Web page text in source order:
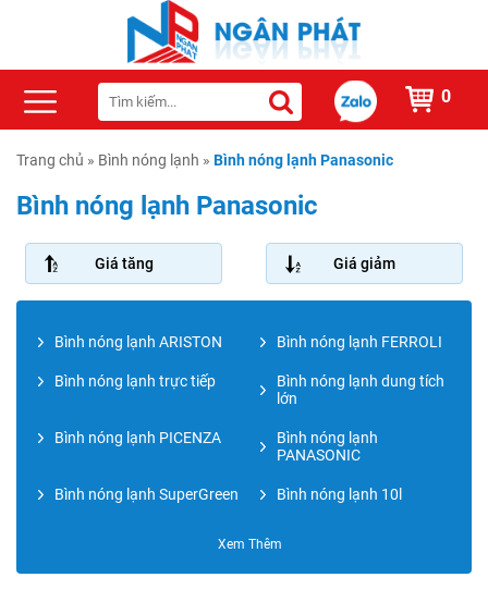
0
Trang chủ » Bình nóng lạnh » Bình nóng lạnh Panasonic
Bình nóng lạnh Panasonic
Giá tăng Giá giảm
Bình nóng lạnh ARISTON Bình nóng lạnh FERROLI
Bình nóng lạnh trực tiếp
Bình nóng lạnh dung tích
lớn
Bình nóng lạnh PICENZA
Bình nóng lạnh
PANASONIC
Bình nóng lạnh SuperGreen Bình nóng lạnh 10l
Bình nóng lạnh CENTON Bình nóng lạnh Rheem
Xem Thêm